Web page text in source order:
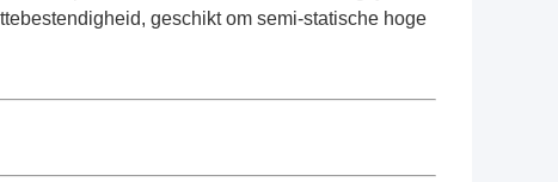
geschikt om semi-statische hoge